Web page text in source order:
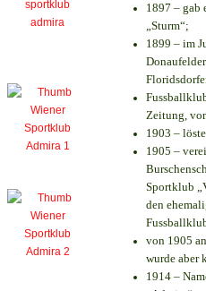
1897 – gab
„Sturm“;
1899 – im
Zeitung,
1903 –
1905 –
Sportklub
den
von 1905
wurde aber
1914 –